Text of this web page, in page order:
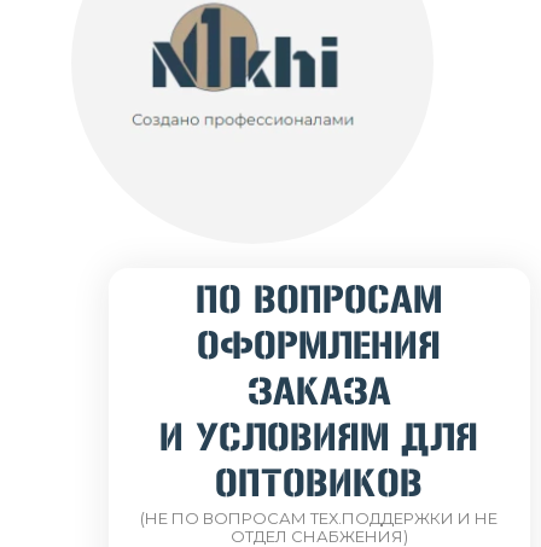
ПО ВОПРОСАМ
ОФОРМЛЕНИЯ
ЗАКАЗА
И УСЛОВИЯМ ДЛЯ
ОПТОВИКОВ
(НЕ ПО ВОПРОСАМ ТЕХ.ПОДДЕРЖКИ И НЕ
ОТДЕЛ СНАБЖЕНИЯ)